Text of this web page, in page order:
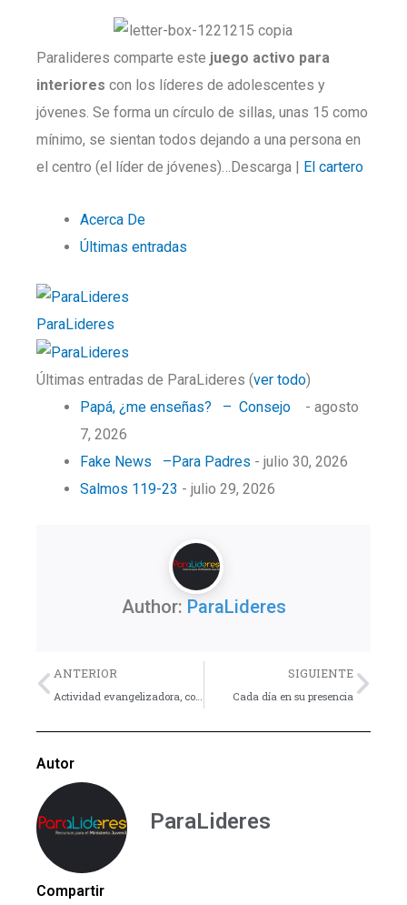
Paralideres comparte este juego activo para
interiores con los líderes de adolescentes y
jóvenes. Se forma un círculo de sillas, unas 15 como
mínimo, se sientan todos dejando a una persona en
el centro (el líder de jóvenes)…Descarga | El cartero
Acerca De
Últimas entradas
ParaLideres
Últimas entradas de ParaLideres (ver todo)
Papá, ¿me enseñas? – Consejo
- agosto
7, 2026
Fake News –Para Padres - julio 30, 2026
Salmos 119-23 - julio 29, 2026
Author: ParaLideres
Previo
ANTERIOR SIGUIENTE
Cada día en su presencia
Autor
ParaLideres
Compartir